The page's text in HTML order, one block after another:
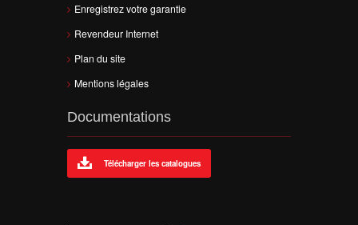
Enregistrez votre garantie
Revendeur Internet
Plan du site
Mentions légales
Documentations
Télécharger les catalogues